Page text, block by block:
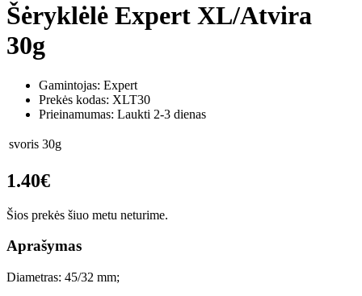
Šėryklėlė Expert XL/Atvira
30g
Gamintojas: Expert
Prekės kodas: XLT30
Prieinamumas: Laukti 2-3 dienas
svoris 30g
1.40€
Šios prekės šiuo metu neturime.
Aprašymas
Diametras: 45/32 mm;